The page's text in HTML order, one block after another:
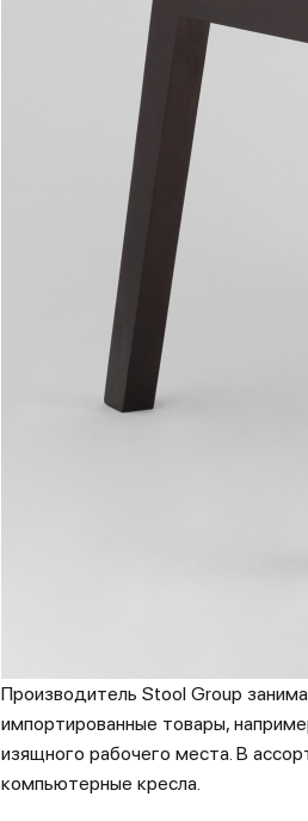
Производитель Stool Group
импортированные товары,
изящного рабочего места. В
компьютерные кресла.